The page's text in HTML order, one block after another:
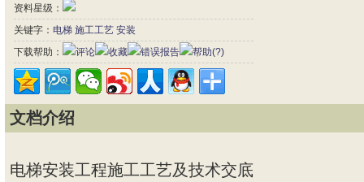
资料星级：
关键字： 电梯 施工工艺 安装
下载帮助：
评论 收藏 错误报告 帮助(?)
文档介绍
电梯安装工程施工工艺及技术交底